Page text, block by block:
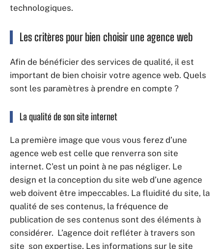
technologiques.
Les critères pour bien choisir une agence web
Afin de bénéficier des services de qualité, il est
important de bien choisir votre agence web. Quels
sont les paramètres à prendre en compte ?
La qualité de son site internet
La première image que vous vous ferez d’une
agence web est celle que renverra son site
internet. C’est un point à ne pas négliger. Le
design et la conception du site web d’une agence
web doivent être impeccables. La fluidité du site, la
qualité de ses contenus, la fréquence de
publication de ses contenus sont des éléments à
considérer. L’agence doit refléter à travers son
site son expertise. Les informations sur le site